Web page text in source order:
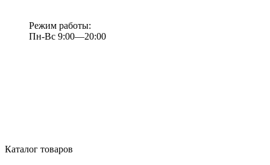
Режим работы:
Пн-Вс 9:00—20:00
Каталог товаров